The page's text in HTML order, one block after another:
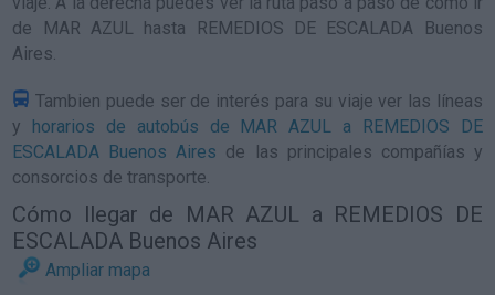
de MAR AZUL hasta REMEDIOS DE ESCALADA Buenos
Aires.
Tambien puede ser de interés para su viaje ver las líneas
y horarios de autobús de MAR AZUL a REMEDIOS DE
ESCALADA Buenos Aires de las principales compañías y
consorcios de transporte.
Cómo llegar de MAR AZUL a REMEDIOS DE
ESCALADA Buenos Aires
Ampliar mapa